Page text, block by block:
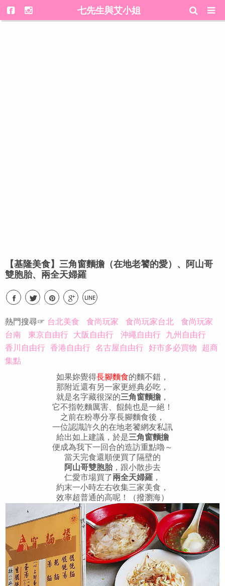
七先生與艾小姐
【基隆美食】三角窗麵擔（在地老饕的愛）、阿山哥
雙胞胎、兩全天婦羅
LINE
熱門搜尋☞ 台北美食 食尚玩家 食尚玩家台北
食尚玩家
台南
東京自由行 大阪自由行 沖繩自由行 九州自由行
香川自由行 香港自由行 名古屋自由行 好市多必買物 超商
集點
如果妳覺得長腳麵食的麵不錯，
那附近還有另一家更經典必吃，
就是名字藏很深的三角窗麵擔 ，
它不指乾麵厲害、餛飩也是一絕！
之前在粉專分享長腳麵食後，
一位認識許久的在地老饕網友私訊
給出如上建議，於是三角窗麵擔
便成為我下一回合的造訪重點嚕～
當天完食還順便買了隔壁的
阿山哥雙胞胎，跟小散步去
仁愛市場買了兩全天婦羅 ，
約末一小時左右收集三家美食，
效率超普通的高呢！（撥瀏海）